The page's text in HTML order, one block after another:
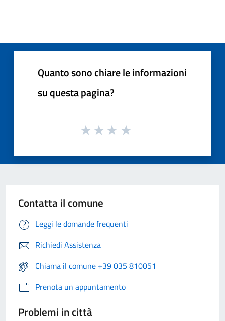
Quanto sono chiare le informazioni
su questa pagina?
Contatta il comune
Leggi le domande frequenti
Richiedi Assistenza
Chiama il comune +39 035 810051
Prenota un appuntamento
Problemi in città